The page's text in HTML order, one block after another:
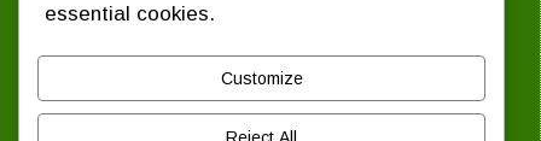
essential cookies.
Customize